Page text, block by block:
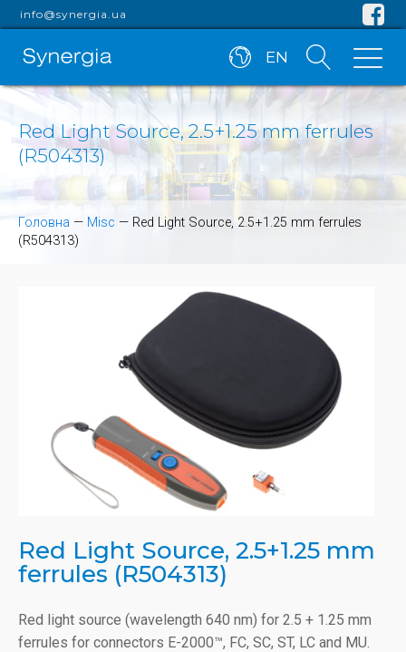
info@synergia.ua
EN
Red Light Source, 2.5+1.25 mm ferrules
(R504313)
Головна — Misc — Red Light Source, 2.5+1.25 mm ferrules
(R504313)
Red Light Source, 2.5+1.25 mm
ferrules (R504313)
Red light source (wavelength 640 nm) for 2.5 + 1.25 mm
ferrules for connectors E-2000™, FC, SC, ST, LC and MU.